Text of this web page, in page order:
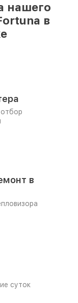
нашего
в
в
суток